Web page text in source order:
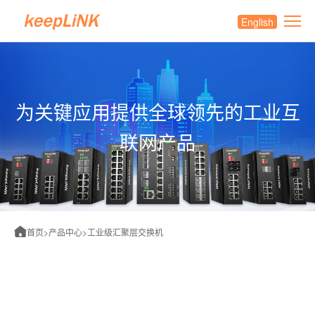
English
为关键应用提供全球领先的工业互
联网产品
首页>产品中心>工业级汇聚层交换机